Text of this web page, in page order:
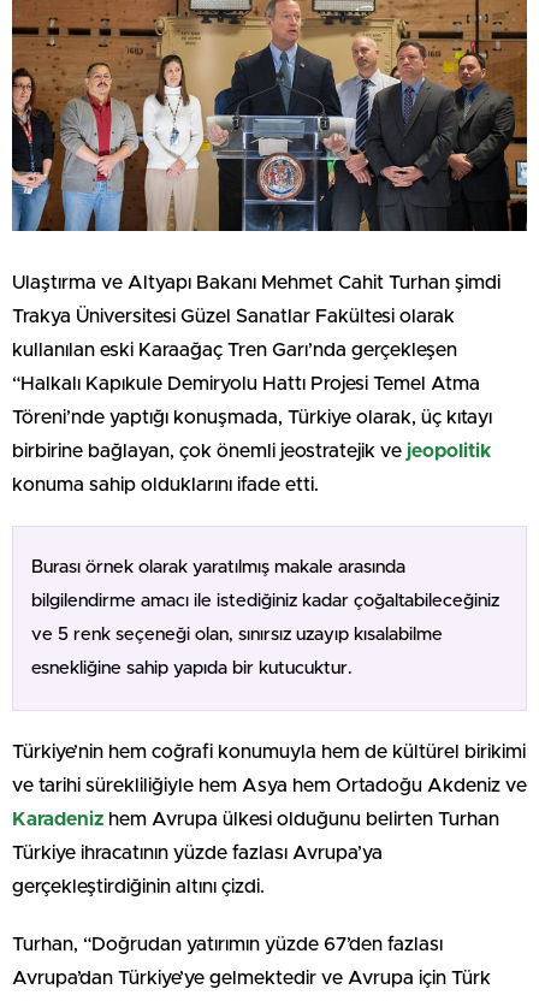
Ulaştırma ve Altyapı Bakanı Mehmet Cahit Turhan şimdi
Trakya Üniversitesi Güzel Sanatlar Fakültesi olarak
kullanılan eski Karaağaç Tren Garı’nda gerçekleşen
“Halkalı Kapıkule Demiryolu Hattı Projesi Temel Atma
Töreni’nde yaptığı konuşmada, Türkiye olarak, üç kıtayı
birbirine bağlayan, çok önemli jeostratejik ve jeopolitik
konuma sahip olduklarını ifade etti.
Burası örnek olarak yaratılmış makale arasında
bilgilendirme amacı ile istediğiniz kadar çoğaltabileceğiniz
ve 5 renk seçeneği olan, sınırsız uzayıp kısalabilme
esnekliğine sahip yapıda bir kutucuktur.
Türkiye’nin hem coğrafi konumuyla hem de kültürel birikimi
ve tarihi sürekliliğiyle hem Asya hem Ortadoğu Akdeniz ve
Karadeniz hem Avrupa ülkesi olduğunu belirten Turhan
Türkiye ihracatının yüzde fazlası Avrupa’ya
gerçekleştirdiğinin altını çizdi.
Turhan, “Doğrudan yatırımın yüzde 67’den fazlası
Avrupa’dan Türkiye’ye gelmektedir ve Avrupa için Türk